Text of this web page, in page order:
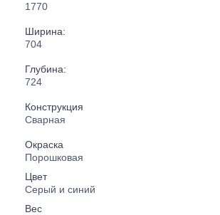
1770
Ширина:
704
Глубина:
724
Конструкция
Сварная
Окраска
Порошковая
Цвет
Серый и синий
Вес